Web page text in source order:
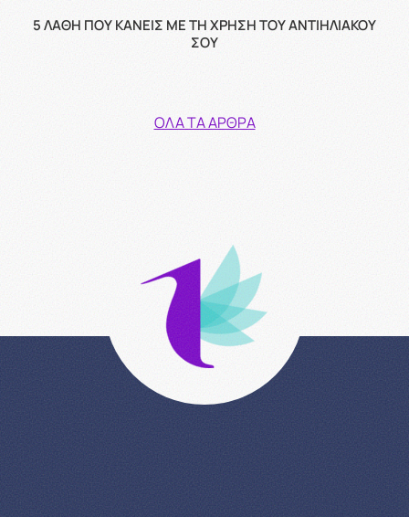
5 ΛΆΘΗ ΠΟΥ ΚΆΝΕΙΣ ΜΕ ΤΗ ΧΡΉΣΗ ΤΟΥ ΑΝΤΙΗΛΙΑΚΟΎ
ΣΟΥ
ΌΛΑ ΤΑ ΆΡΘΡΑ